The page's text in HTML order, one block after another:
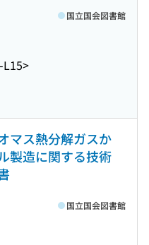
L15>
国立国会図書館
マス熱分解ガスか
製造に関する技術
国立国会図書館